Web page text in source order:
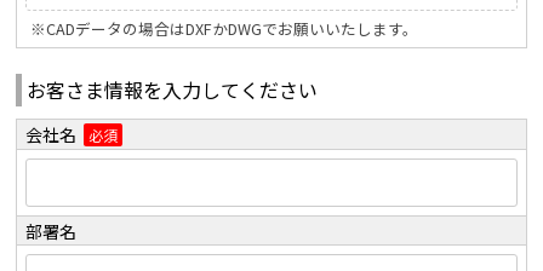
※CADデータの場合はDXFかDWGでお願いいたします。
お客さま情報を入力してください
会社名 必須
部署名